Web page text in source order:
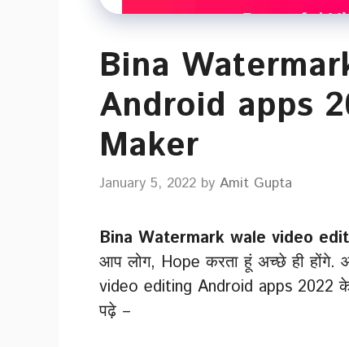
Bina
Android apps
Maker
January 5, 2022 by Amit Gupta
Bina Watermark wale video
आप लोग, Hope करता हूं अच्छे ही
video editing Android apps 2022 के
पढ़े –